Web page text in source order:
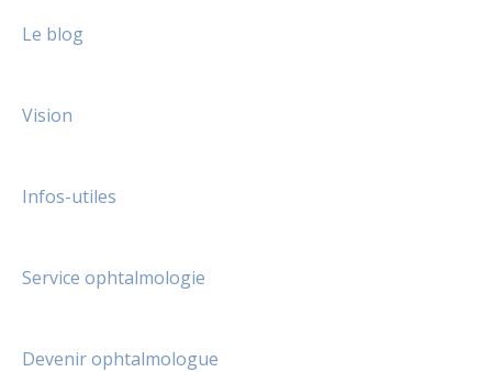
Le blog
Vision
Infos-utiles
Service ophtalmologie
Devenir ophtalmologue